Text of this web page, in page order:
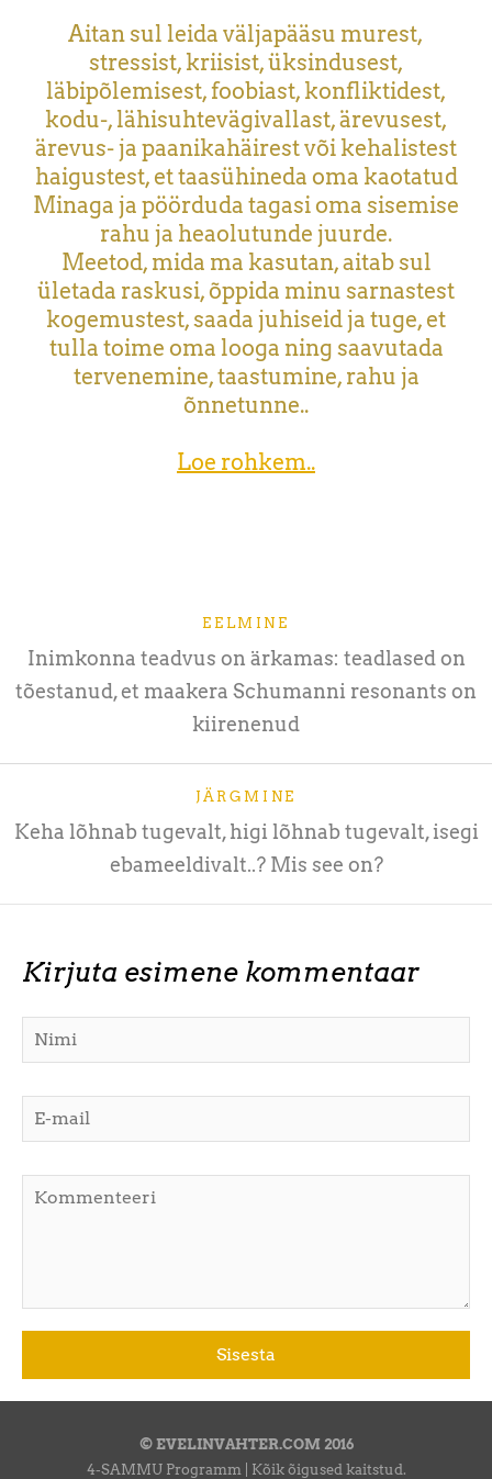
Aitan sul leida väljapääsu murest,
stressist, kriisist, üksindusest,
läbipõlemisest, foobiast, konfliktidest,
kodu-, lähisuhtevägivallast, ärevusest,
ärevus- ja paanikahäirest või kehalistest
haigustest, et taasühineda oma kaotatud
Minaga ja pöörduda tagasi oma sisemise
rahu ja heaolutunde juurde.
Meetod, mida ma kasutan, aitab sul
ületada raskusi, õppida minu sarnastest
kogemustest, saada juhiseid ja tuge, et
tulla toime oma looga ning saavutada
tervenemine, taastumine, rahu ja
õnnetunne..
Loe rohkem..
EELMINE
Inimkonna teadvus on ärkamas: teadlased on
tõestanud, et maakera Schumanni resonants on
kiirenenud
JÄRGMINE
Keha lõhnab tugevalt, higi lõhnab tugevalt, isegi
ebameeldivalt..? Mis see on?
Kirjuta esimene kommentaar
© EVELINVAHTER.COM 2016
4-SAMMU Programm | Kõik õigused kaitstud.